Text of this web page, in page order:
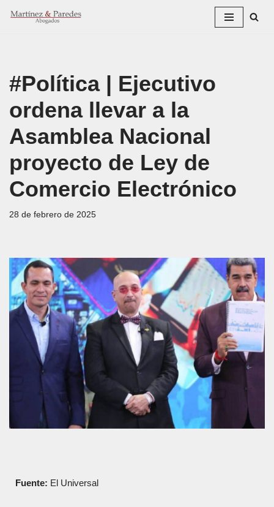
#Política | Ejecutivo
ordena llevar a la
Asamblea Nacional
proyecto de Ley de
Comercio Electrónico
28 de febrero de 2025
Fuente: El Universal